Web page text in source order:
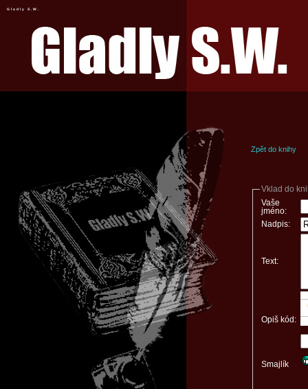
Gladly S.W.
Zpět do knihy
Vklad do
Vaše
jméno:
Nadpis:
Text:
Opiš kód:
Smajlík